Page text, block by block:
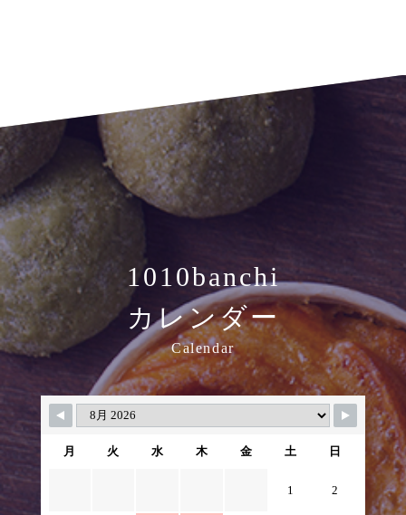
1010banchi
カレンダー
Calendar
月 火 水 木 金 土 日
1 2